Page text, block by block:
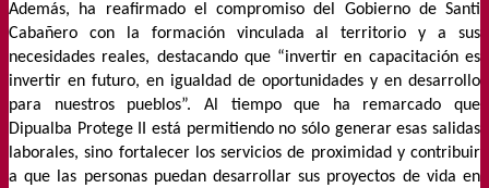
Además, ha reafirmado el compromiso del Gobierno de Santi
Cabañero con la formación vinculada al territorio y a sus
necesidades reales, destacando que “invertir en capacitación es
invertir en futuro, en igualdad de oportunidades y en desarrollo
para nuestros pueblos”. Al tiempo que ha remarcado que
Dipualba Protege II está permitiendo no sólo generar esas salidas
laborales, sino fortalecer los servicios de proximidad y contribuir
a que las personas puedan desarrollar sus proyectos de vida en